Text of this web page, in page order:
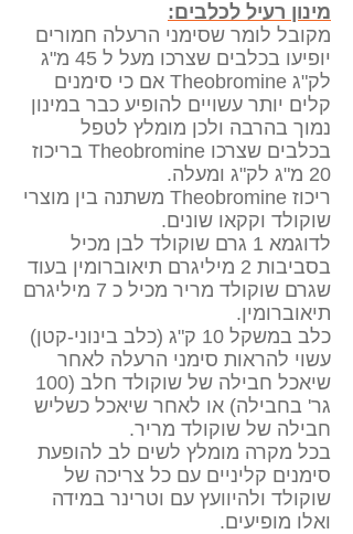
מינון רעיל לכלבים:
מקובל לומר שסימני הרעלה חמורים
יופיעו בכלבים שצרכו מעל ל 45 מ"ג
לק"ג Theobromine אם כי סימנים
קלים יותר עשויים להופיע כבר במינון
נמוך בהרבה ולכן מומלץ לטפל
בכלבים שצרכו Theobromine בריכוז
20 מ"ג לק"ג ומעלה.
ריכוז Theobromine משתנה בין מוצרי
שוקולד וקקאו שונים.
לדוגמא 1 גרם שוקולד לבן מכיל
בסביבות 2 מיליגרם תיאוברומין בעוד
שגרם שוקולד מריר מכיל כ 7 מיליגרם
תיאוברומין.
כלב במשקל 10 ק"ג (כלב בינוני-קטן)
עשוי להראות סימני הרעלה לאחר
שיאכל חבילה של שוקולד חלב (100
גר' בחבילה) או לאחר שיאכל כשליש
חבילה של שוקולד מריר.
בכל מקרה מומלץ לשים לב להופעת
סימנים קליניים עם כל צריכה של
שוקולד ולהיוועץ עם וטרינר במידה
ואלו מופיעים.